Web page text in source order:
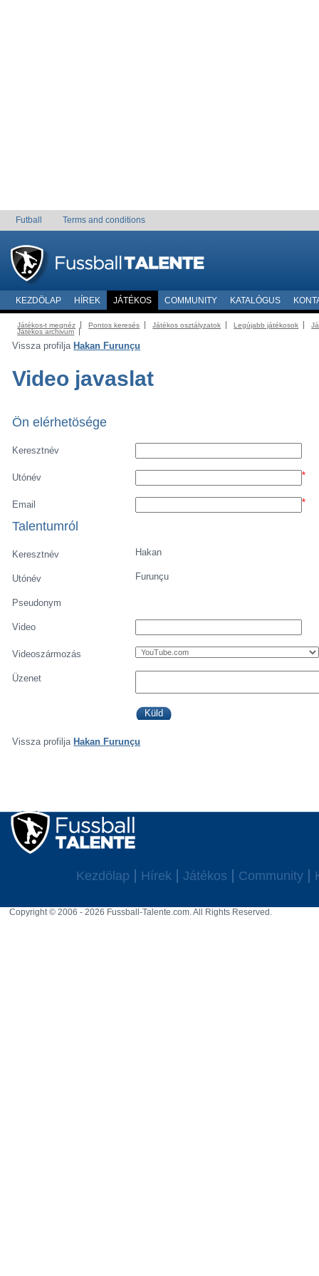
Futball Terms and conditions
KEZDÖLAP HÍREK JÁTÉKOS COMMUNITY KATALÓGUS
Játékos-t megnéz Pontos keresés Játékos osztályzatok Legújabb játékosok
Játékos archivum
Vissza profilja Hakan Furunçu
Video javaslat
Ön elérhetösége
Keresztnév
Utónév *
Email *
Talentumról
Keresztnév Hakan
Utónév Furunçu
Pseudonym
Video
Videoszármozás
Üzenet
Vissza profilja Hakan Furunçu
Kezdölap Hírek Játékos Community
Copyright © 2006 - 2026 Fussball-Talente.com. All Rights Reserved.